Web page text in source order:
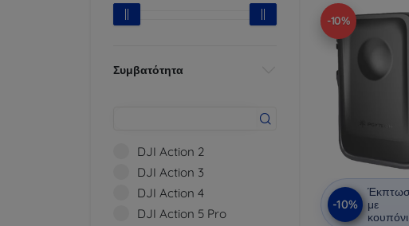
Συμβατότητα
DJI Action 2
DJI Action 3
DJI Action 4
DJI Action 5 Pro
-10%
-10%
με
κουπόνι